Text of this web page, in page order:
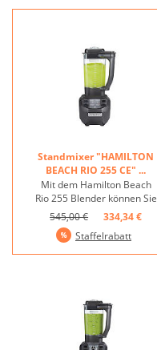
Geschwindigkeiten. ...
Standmixer "HAMILTON
BEACH RIO 255 CE" ...
Mit dem Hamilton Beach
Rio 255 Blender können Sie
Ihre Getränke in nur 15
Sekunden mixen. Er ist ideal
für Betriebe, die täglich
zwischen 15 und 40
545,00 €
334,34 €
Staffelrabatt